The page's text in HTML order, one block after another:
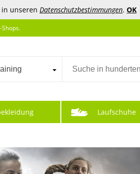
unseren Datenschutzbestimmungen. OK
Laufschuhe